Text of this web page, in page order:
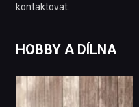
kontaktovat.
HOBBY A DÍLNA